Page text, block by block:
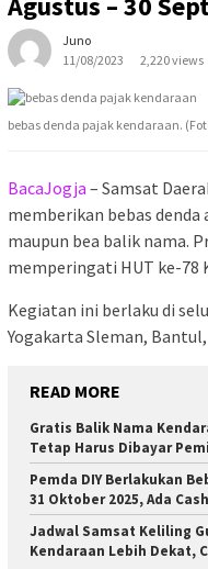
Juno
11/08/2023
2,220 views
bebas denda pajak kendaraan.
BacaJogja – Samsat
memberikan bebas
maupun bea balik nama.
memperingati HUT ke-78
Kegiatan ini berlaku di
Yogakarta Sleman,
READ MORE
Gratis Balik Nama
Tetap Harus Dibayar
Pemda DIY Berlakukan
31 Oktober 2025, Ada
Jadwal Samsat Keliling
Kendaraan Lebih Dekat,